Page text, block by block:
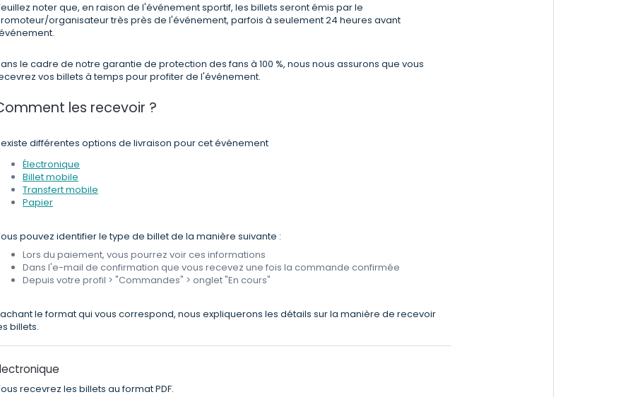
noter que, en raison de l'événement sportif, les billets seront émis par le
organisateur très près de l'événement, parfois à seulement 24 heures avant
le cadre de notre garantie de protection des fans à 100 %, nous nous assurons que vous
vos billets à temps pour profiter de l'événement.
les recevoir ?
existe différentes options de livraison pour cet événement
Électronique
Billet mobile
Transfert mobile
Papier
pouvez identifier le type de billet de la manière suivante :
Lors du paiement, vous pourrez voir ces informations
Dans l'e-mail de confirmation que vous recevez une fois la commande confirmée
Depuis votre profil > "Commandes" > onglet "En cours"
le format qui vous correspond, nous expliquerons les détails sur la manière de recevoir
billets.
recevrez les billets au format PDF.